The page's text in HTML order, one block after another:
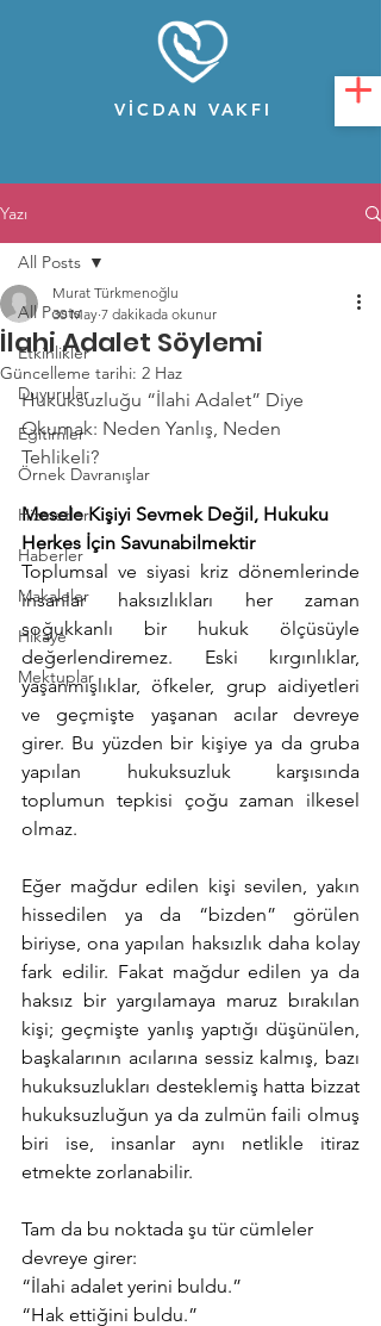
VİCDAN VAKFI
Yazı
All Posts
Etkinlikler
Duyurular
Eğitimler
Örnek Davranışlar
Hizmetler
Haberler
Makaleler
Hikaye
Mektuplar
All Posts
İlahi Adalet Söylemi
Murat Türkmenoğlu
30 May 7 dakikada okunur
Güncelleme tarihi: 2 Haz
Hukuksuzluğu “İlahi Adalet” Diye
Okumak: Neden Yanlış, Neden
Tehlikeli?
Mesele Kişiyi Sevmek Değil, Hukuku
Herkes İçin Savunabilmektir
Toplumsal ve siyasi kriz dönemlerinde
insanlar haksızlıkları her zaman
soğukkanlı bir hukuk ölçüsüyle
değerlendiremez. Eski kırgınlıklar,
yaşanmışlıklar, öfkeler, grup aidiyetleri
ve geçmişte yaşanan acılar devreye
girer. Bu yüzden bir kişiye ya da gruba
yapılan hukuksuzluk karşısında
toplumun tepkisi çoğu zaman ilkesel
olmaz.
Eğer mağdur edilen kişi sevilen, yakın
hissedilen ya da “bizden” görülen
biriyse, ona yapılan haksızlık daha kolay
fark edilir. Fakat mağdur edilen ya da
haksız bir yargılamaya maruz bırakılan
kişi; geçmişte yanlış yaptığı düşünülen,
başkalarının acılarına sessiz kalmış, bazı
hukuksuzlukları desteklemiş hatta bizzat
hukuksuzluğun ya da zulmün faili olmuş
biri ise, insanlar aynı netlikle itiraz
etmekte zorlanabilir.
Tam da bu noktada şu tür cümleler
devreye girer:
“İlahi adalet yerini buldu.”
“Hak ettiğini buldu.”